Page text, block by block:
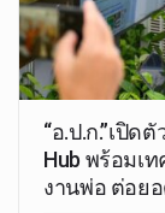
“อ.ป.ก.”เปิด
Hub พร้อมเ
งานพ่อ ต่อยอ